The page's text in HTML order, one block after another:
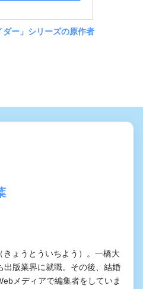
ダー」シリーズの原作者
ょうとういちよう）。一橋大
出版業界に就職。その後、結婚
メディアで編集者をしていま